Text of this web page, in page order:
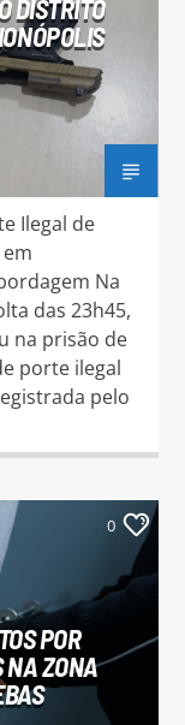
DISTRITO
Ilegal de
Na
das 23h45,
na prisão de
porte ilegal
pelo
0
POR
NA ZONA